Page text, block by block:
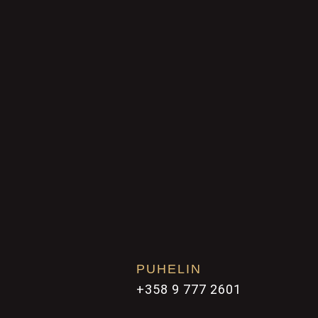
PUHELIN
+358 9 777 2601